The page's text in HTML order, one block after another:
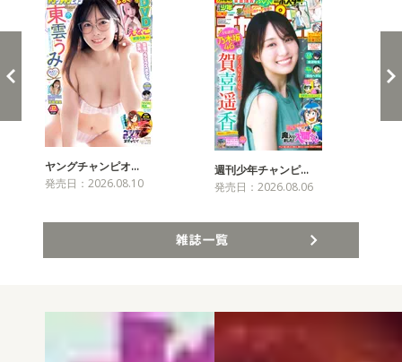
ヤングチャンピオ…
発売日：2026.08.10
週刊少年チャンピ…
発売日：2026.08.06